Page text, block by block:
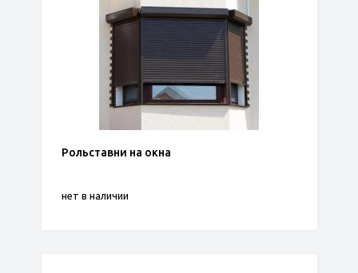
Рольставни на окна
нет в наличии